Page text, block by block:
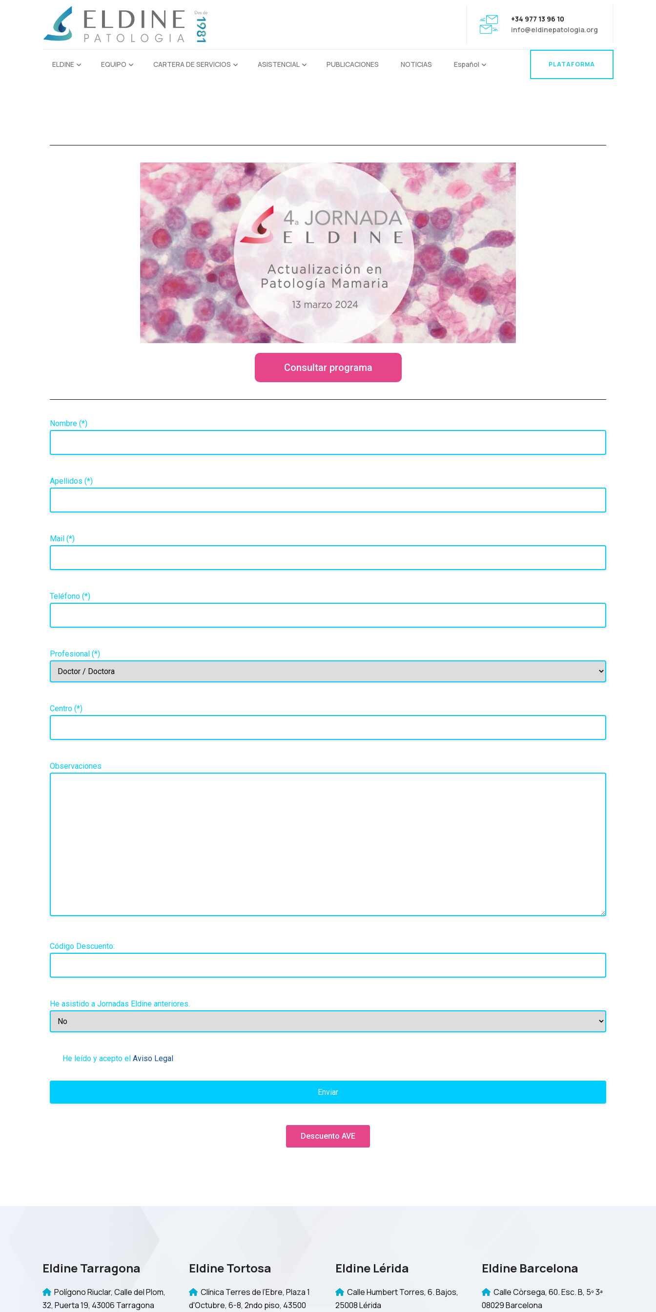
+34 977 13 96 10
info@eldinepatologia.org
ELDINE EQUIPO CARTERA DE SERVICIOS ASISTENCIAL PUBLICACIONES NOTICIAS Español
PLATAFORMA
Consultar programa
Nombre (*)
Apellidos (*)
Mail (*)
Teléfono (*)
Profesional (*)
Centro (*)
Observaciones
Código Descuento:
He asistido a Jornadas Eldine anteriores.
He leído y acepto el Aviso Legal
Descuento AVE
Eldine Tarragona
Polígono Riuclar, Calle del Plom,
32, Puerta 19, 43006 Tarragona
Eldine Tortosa
Clínica Terres de l’Ebre, Plaza 1
d'Octubre, 6-8, 2ndo piso, 43500
Eldine Lérida
Calle Humbert Torres, 6. Bajos,
25008 Lérida
Eldine Barcelona
Calle Còrsega, 60. Esc. B, 5º 3ª
08029 Barcelona